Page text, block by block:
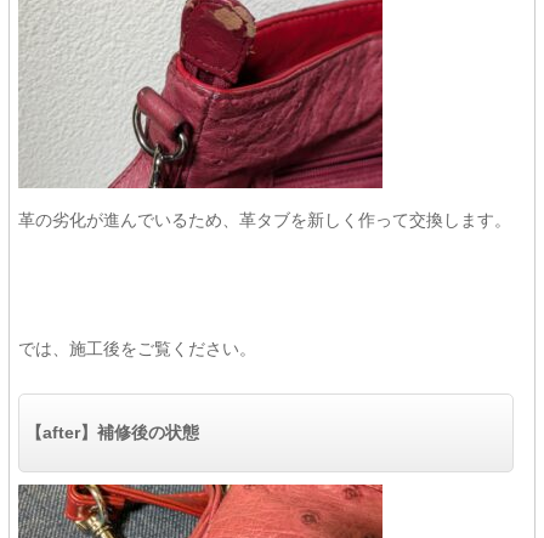
革の劣化が進んでいるため、革タブを新しく作って交換します。
では、施工後をご覧ください。
【after】補修後の状態